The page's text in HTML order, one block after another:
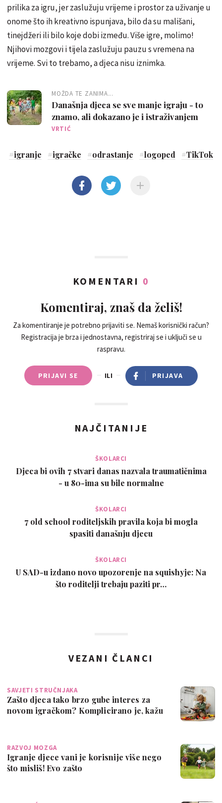
prilika za igru, jer zaslužuju vrijeme i prostor za uživanje u
onome što ih kreativno ispunjava, bilo da su mališani,
tinejdžeri ili bilo koje dobi između. Više igre, molimo!
Njihovi mozgovi i tijela zaslužuju pauzu s vremena na
vrijeme. Svi to trebamo, a djeca nisu iznimka.
MOŽDA TE ZANIMA...
Današnja djeca se sve manje igraju - to
znamo, ali dokazano je i istraživanjem
VRTIĆ
#igranje #igračke #odrastanje #logoped #TikTok
KOMENTARI 0
Komentiraj, znaš da želiš!
Za komentiranje je potrebno prijaviti se. Nemaš korisnički račun?
Registracija je brza i jednostavna, registriraj se i uključi se u
raspravu.
PRIJAVI SE ILI PRIJAVA
NAJČITANIJE
ŠKOLARCI
Djeca bi ovih 7 stvari danas nazvala traumatičnima
- u 80-ima su bile normalne
ŠKOLARCI
7 old school roditeljskih pravila koja bi mogla
spasiti današnju djecu
ŠKOLARCI
U SAD-u izdano novo upozorenje na squishyje: Na
što roditelji trebaju paziti pr…
VEZANI ČLANCI
SAVJETI STRUČNJAKA
Zašto djeca tako brzo gube interes za
novom igračkom? Komplicirano je, kažu
RAZVOJ MOZGA
Igranje djece vani je korisnije više nego
što misliš! Evo zašto